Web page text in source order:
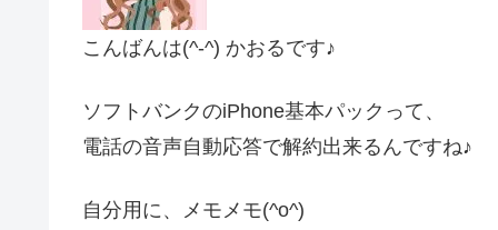
こんばんは(^-^) かおるです♪
ソフトバンクのiPhone基本パックって、
電話の音声自動応答で解約出来るんですね♪
自分用に、メモメモ(^o^)